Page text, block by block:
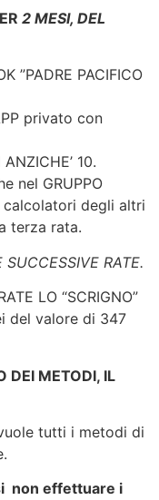
2 MESI, DEL
”PADRE PACIFICO
privato con
10.
nel GRUPPO
calcolatori degli altri
terza rata.
RATE.
LO “SCRIGNO”
del valore di 347
DEI METODI, IL
tutti i metodi di
non effettuare i